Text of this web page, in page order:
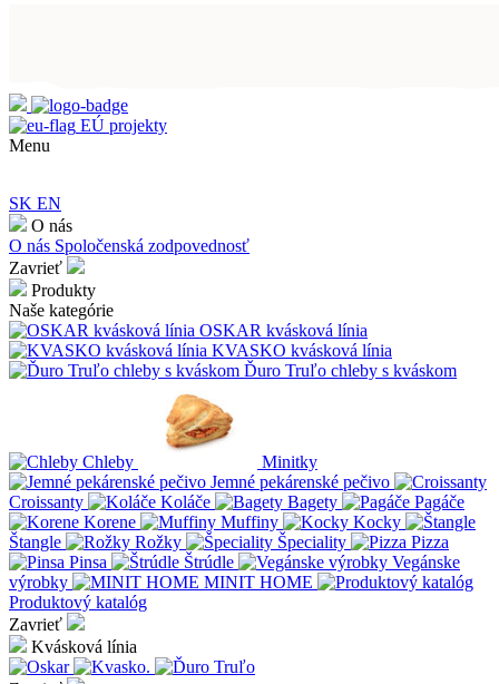
EÚ projekty
Menu
SK EN
O nás
O nás Spoločenská zodpovednosť
Zavrieť
Produkty
Naše kategórie
OSKAR kvásková línia
KVASKO kvásková línia
Ďuro Truľo chleby s kváskom
Chleby
Minitky
Jemné pekárenské pečivo
Croissanty
Koláče Bagety
Pagáče
Korene
Muffiny
Kocky
Štangle
Rožky Špeciality
Pizza
Pinsa
Štrúdle
Vegánske
výrobky
MINIT HOME
Produktový katalóg
Zavrieť
Kvásková línia